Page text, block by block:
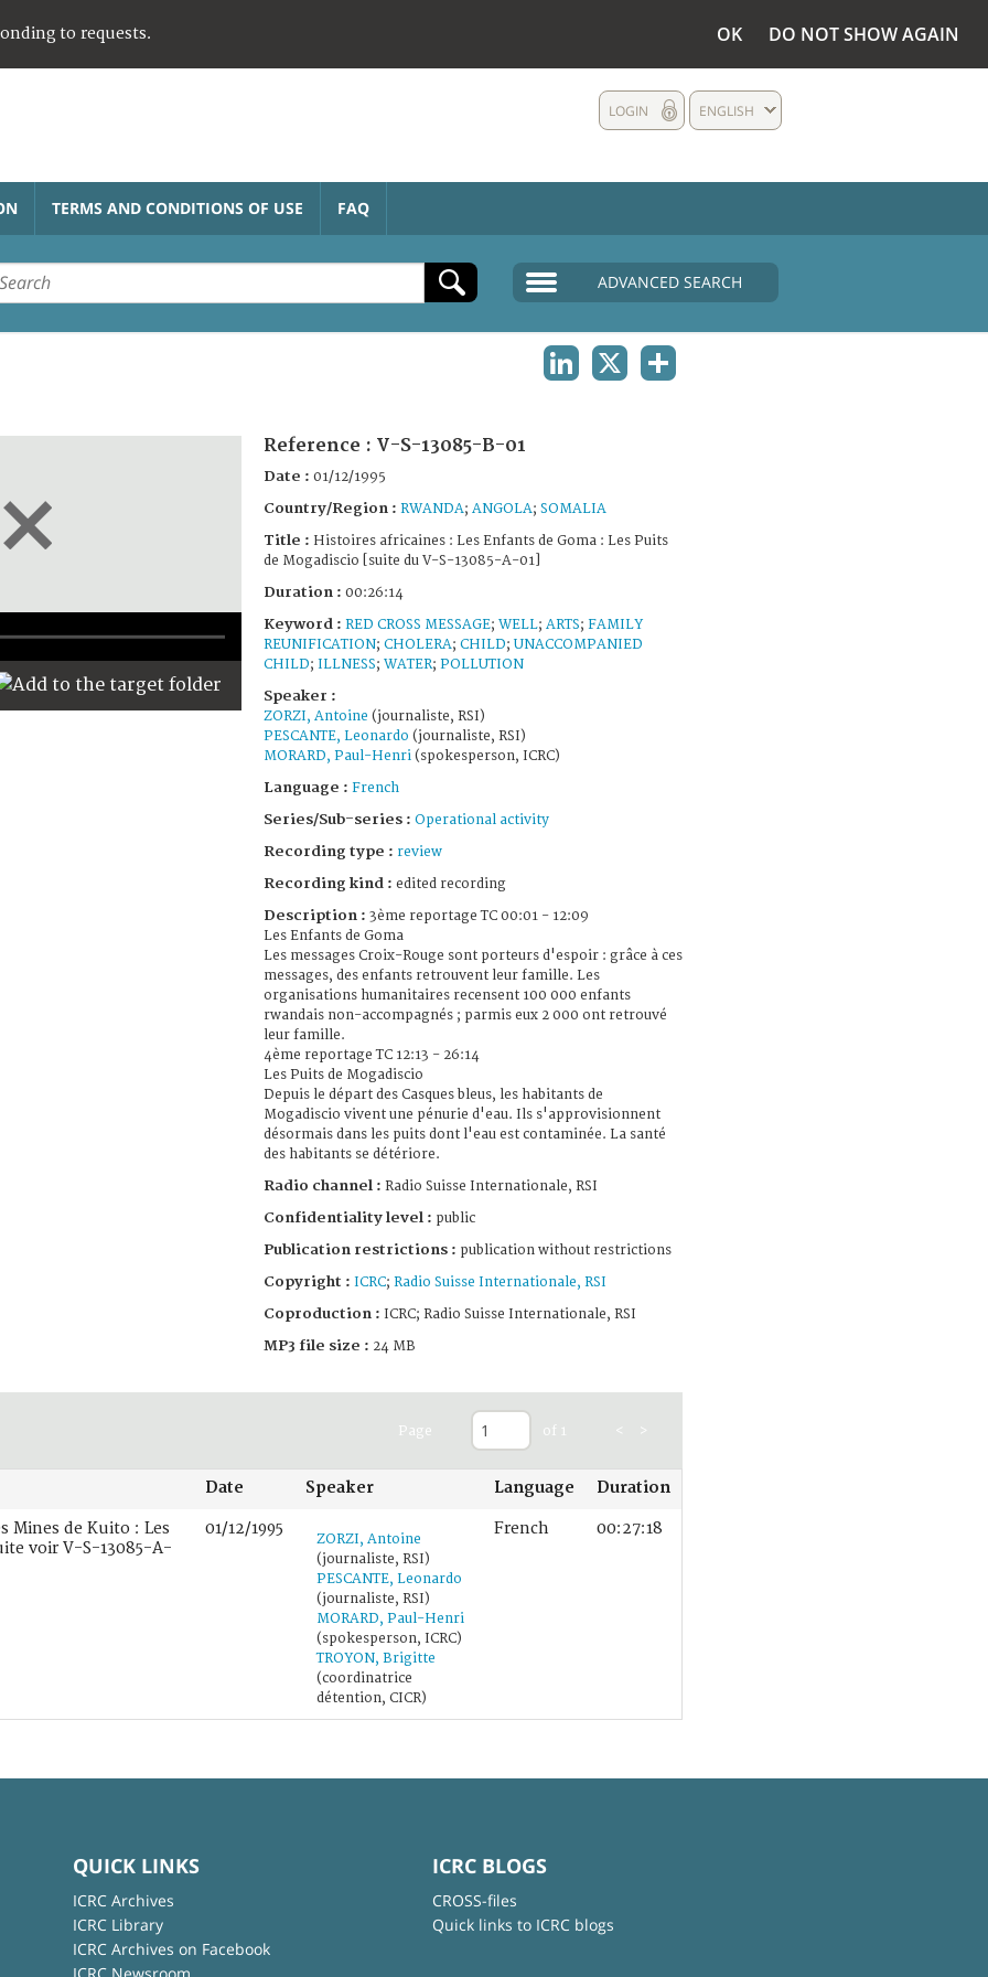
to requests. OK DO NOT SHOW AGAIN
ENGLISH
LOGIN
TERMS AND CONDITIONS OF USE FAQ
ADVANCED SEARCH
Reference : V-S-13085-B-01
Date : 01/12/1995
Country/Region : RWANDA; ANGOLA; SOMALIA
Title : Histoires africaines : Les Enfants de Goma : Les Puits
de Mogadiscio [suite du V-S-13085-A-01]
Duration : 00:26:14
Keyword : RED CROSS MESSAGE; WELL; ARTS; FAMILY
REUNIFICATION; CHOLERA; CHILD; UNACCOMPANIED
CHILD; ILLNESS; WATER; POLLUTION
Speaker :
ZORZI, Antoine (journaliste, RSI)
PESCANTE, Leonardo (journaliste, RSI)
MORARD, Paul-Henri (spokesperson, ICRC)
Language : French
Series/Sub-series : Operational activity
Recording type : review
Recording kind : edited recording
Description : 3ème reportage TC 00:01 - 12:09
Les Enfants de Goma
Les messages Croix-Rouge sont porteurs d'espoir : grâce à ces
messages, des enfants retrouvent leur famille. Les
organisations humanitaires recensent 100 000 enfants
rwandais non-accompagnés ; parmis eux 2 000 ont retrouvé
leur famille.
4ème reportage TC 12:13 - 26:14
Les Puits de Mogadiscio
Depuis le départ des Casques bleus, les habitants de
Mogadiscio vivent une pénurie d'eau. Ils s'approvisionnent
désormais dans les puits dont l'eau est contaminée. La santé
des habitants se détériore.
Radio channel : Radio Suisse Internationale, RSI
Confidentiality level : public
Publication restrictions : publication without restrictions
Copyright : ICRC; Radio Suisse Internationale, RSI
Coproduction : ICRC; Radio Suisse Internationale, RSI
MP3 file size : 24 MB
Page of 1 < >
Date Speaker Language Duration
Mines de Kuito : Les
voir V-S-13085-A-
01/12/1995
ZORZI, Antoine
(journaliste, RSI)
PESCANTE, Leonardo
(journaliste, RSI)
MORARD, Paul-Henri
(spokesperson, ICRC)
TROYON, Brigitte
(coordinatrice
détention, CICR)
French 00:27:18
QUICK LINKS
ICRC Archives
ICRC Library
ICRC Archives on Facebook
ICRC BLOGS
CROSS-files
Quick links to ICRC blogs